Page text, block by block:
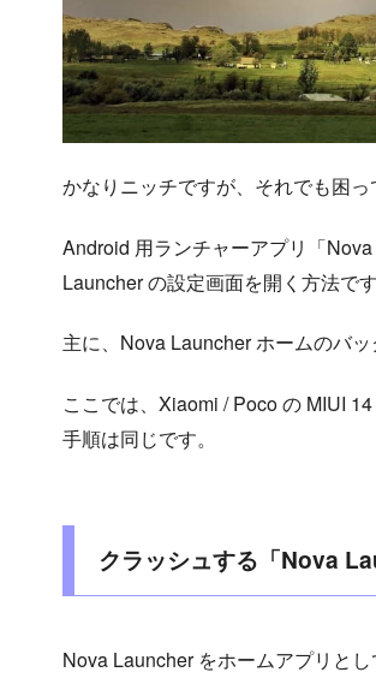
かなりニッチですが、それでも困っ
Android 用ランチャーアプリ「
Launcher の設定画面を開く方法です
主に、Nova Launcher ホームのバ
ここでは、Xiaomi / Poco の MIUI
手順は同じです。
クラッシュする「Nova
Nova Launcher をホームアプリと